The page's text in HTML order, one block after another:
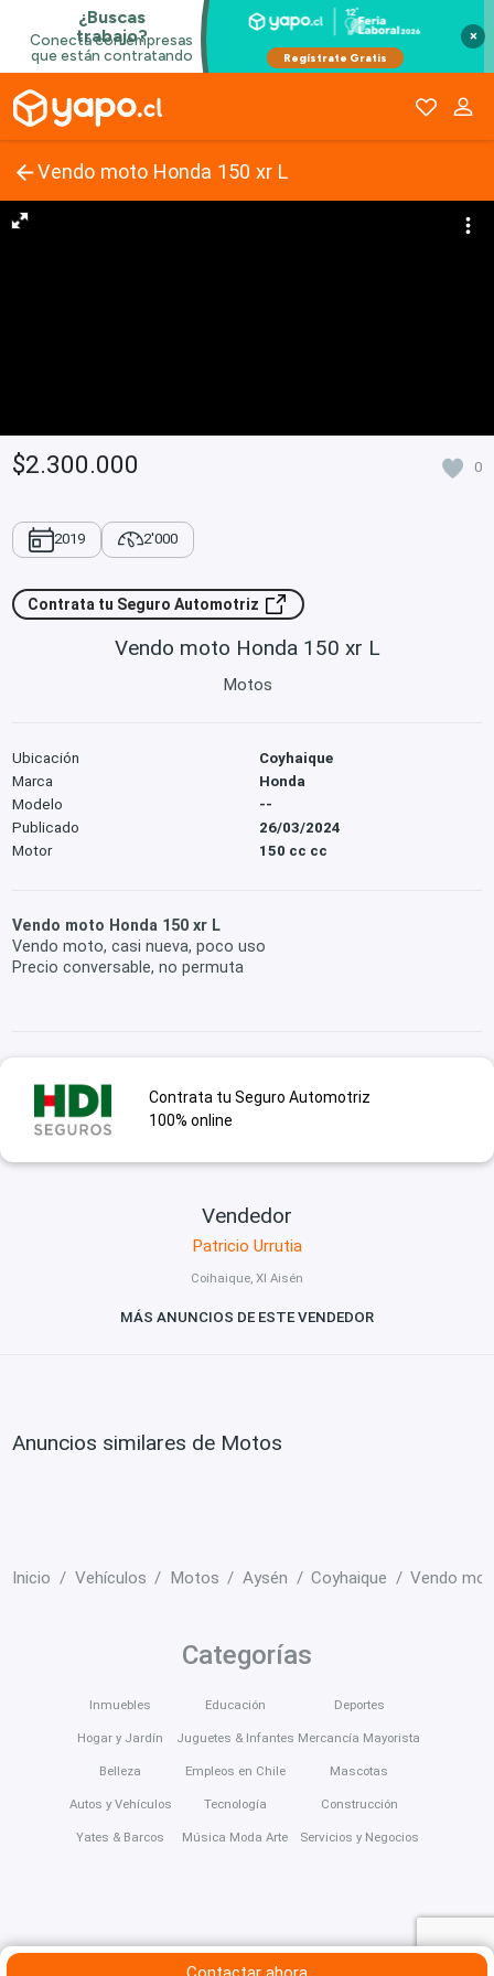
×
Vendo moto Honda 150 xr L
$2.300.000 0
2019 2'000
Contrata tu Seguro Automotriz
Vendo moto Honda 150 xr L
Motos
Ubicación
Coyhaique
Marca
Honda
Modelo
--
Publicado
26/03/2024
Motor
150 cc cc
Vendo moto Honda 150 xr L
Vendo moto, casi nueva, poco uso
Precio conversable, no permuta
Contrata tu Seguro Automotriz
100% online
Vendedor
Patricio Urrutia
Coihaique, XI Aisén
MÁS ANUNCIOS DE ESTE VENDEDOR
Anuncios similares de Motos
Inicio Vehículos Motos Aysén Coyhaique Vendo
Categorías
Inmuebles
Hogar y Jardín
Belleza
Autos y Vehículos
Yates & Barcos
Educación
Juguetes & Infantes
Empleos en Chile
Tecnología
Música Moda Arte
Deportes
Mercancía Mayorista
Mascotas
Construcción
Servicios y Negocios